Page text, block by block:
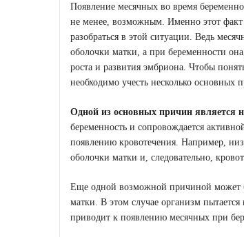
Появление месячных во время
не менее, возможным. Именно этот факт
разобраться в этой ситуации. Ведь
оболочки матки, а при беременности
роста и развития эмбриона. Чтобы
необходимо учесть несколько основных
Одной из основных причин является
беременность и сопровождается
появлению кровотечения. Например,
оболочки матки и, следовательно,
Еще одной возможной причиной может
матки. В этом случае организм пытается
приводит к появлению месячных при